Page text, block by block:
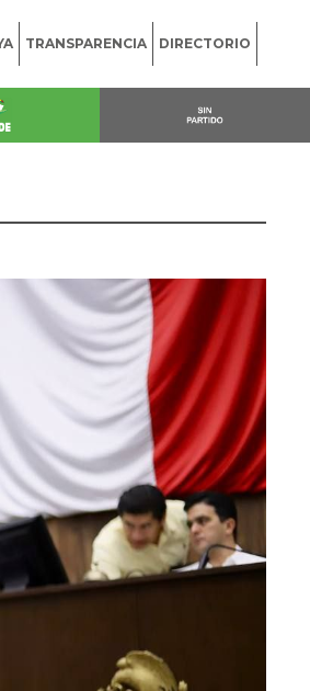
TRANSPARENCIA DIRECTORIO